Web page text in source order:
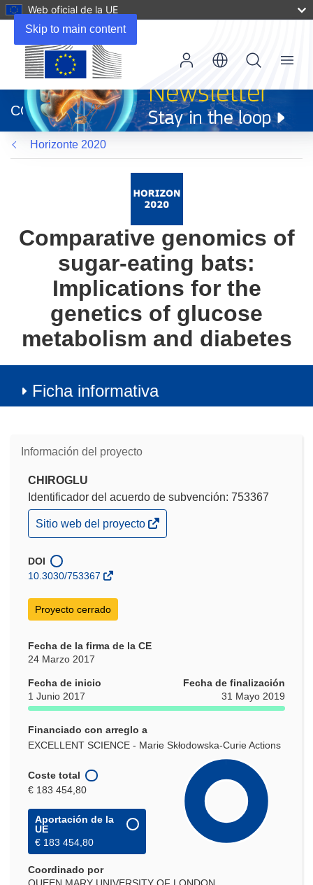
Skip to main content
Web oficial de la UE
abrirá
en
una
nueva
ventana)
CORDIS
Menu
Horizonte 2020
Comparative genomics of
sugar-eating bats:
Implications for the
genetics of glucose
metabolism and diabetes
Ficha informativa
Información del proyecto
CHIROGLU
Identificador del acuerdo de subvención: 753367
(se
abrirá
una
nueva
Sitio web del proyecto
DOI
10.3030/753367
Proyecto cerrado
Fecha de la firma de la CE
24 Marzo 2017
Fecha de inicio
1 Junio 2017
Fecha de finalización
31 Mayo 2019
Financiado con arreglo a
EXCELLENT SCIENCE - Marie Skłodowska-Curie Actions
Coste total
€ 183 454,80
Aportación de la
UE
€ 183 454,80
Coordinado por